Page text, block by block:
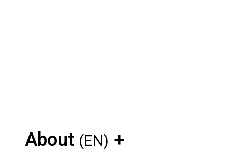
About (EN)